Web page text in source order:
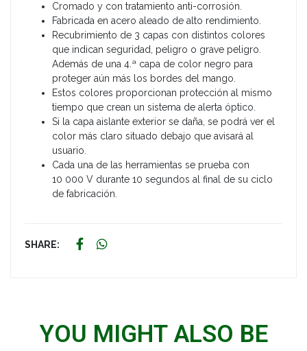
Cromado y con tratamiento anti-corrosión.
Fabricada en acero aleado de alto rendimiento.
Recubrimiento de 3 capas con distintos colores
que indican seguridad, peligro o grave peligro.
Además de una 4.ª capa de color negro para
proteger aún más los bordes del mango.
Estos colores proporcionan protección al mismo
tiempo que crean un sistema de alerta óptico.
Si la capa aislante exterior se daña, se podrá ver el
color más claro situado debajo que avisará al
usuario.
Cada una de las herramientas se prueba con
10 000 V durante 10 segundos al final de su ciclo
de fabricación.
SHARE:
YOU MIGHT ALSO BE